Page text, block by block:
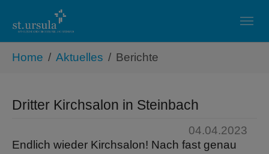
Skip to main navigation
Zum Hauptinhalt springen
Skip to page footer
Home Aktuelles Berichte
Dritter Kirchsalon in Steinbach
04.04.2023
Endlich wieder Kirchsalon! Nach fast genau